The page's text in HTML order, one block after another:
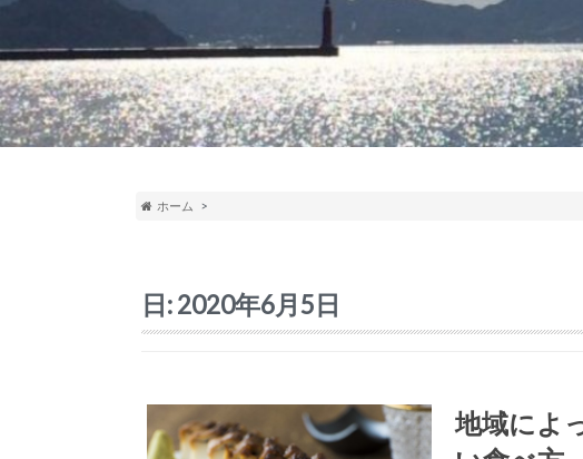
ホーム
日:2020年6月5日
地域によ